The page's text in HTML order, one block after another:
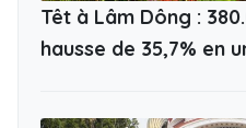
Têt à Lâm Dông :
hausse de 35,7% en